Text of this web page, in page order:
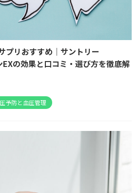
プリおすすめ｜サントリー
の効果と口コミ・選び方を徹底解
予防と血圧管理